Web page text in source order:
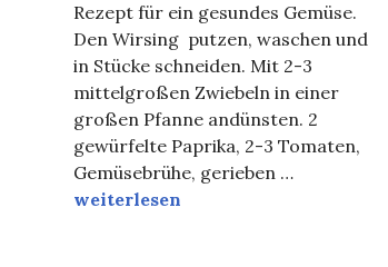
Rezept für ein gesundes Gemüse.
Den Wirsing putzen, waschen und
in Stücke schneiden. Mit 2-3
mittelgroßen Zwiebeln in einer
großen Pfanne andünsten. 2
gewürfelte Paprika, 2-3 Tomaten,
Gemüsebrühe, gerieben …
Wirsingpfanne
weiterlesen